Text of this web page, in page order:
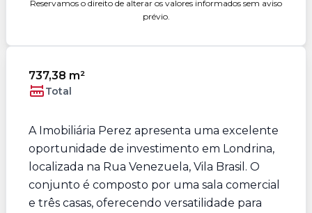
Reservamos o direito de alterar os valores informados sem aviso
prévio.
737,38 m²
Total
A Imobiliária Perez apresenta uma excelente
oportunidade de investimento em Londrina,
localizada na Rua Venezuela, Vila Brasil. O
conjunto é composto por uma sala comercial
e três casas, oferecendo versatilidade para